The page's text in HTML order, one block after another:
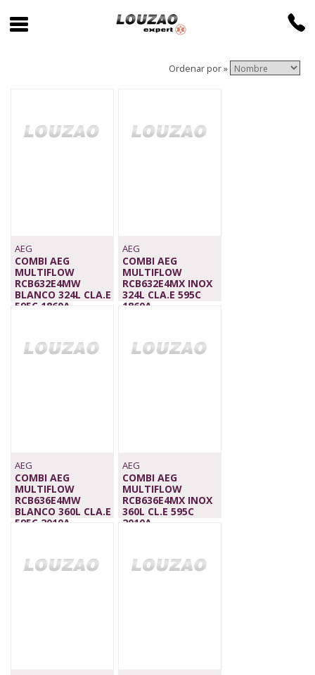
Ordenar por »
AEG
COMBI AEG
MULTIFLOW
RCB632E4MW
BLANCO 324L CLA.E
595C 1860A
AEG
COMBI AEG
MULTIFLOW
RCB632E4MX INOX
324L CLA.E 595C
1860A
AEG
COMBI AEG
MULTIFLOW
RCB636E4MW
BLANCO 360L CLA.E
595C 2010A
AEG
COMBI AEG
MULTIFLOW
RCB636E4MX INOX
360L CL.E 595C
2010A